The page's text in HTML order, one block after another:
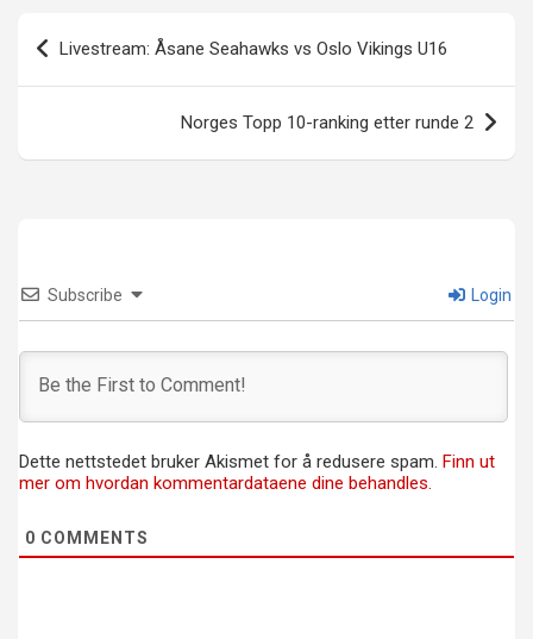
Innleggsnavigasjon
Livestream: Åsane Seahawks vs Oslo Vikings U16
Norges Topp 10-ranking etter runde 2
Subscribe Login
Dette nettstedet bruker Akismet for å redusere spam. Finn ut
mer om hvordan kommentardataene dine behandles.
0 COMMENTS